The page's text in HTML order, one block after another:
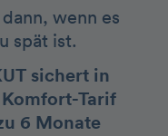
wenn es
spät ist.
sichert in
Tarif
6 Monate